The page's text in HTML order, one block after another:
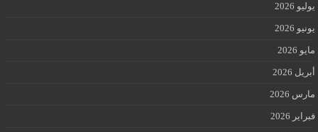
يوليو 2026
يونيو 2026
مايو 2026
أبريل 2026
مارس 2026
فبراير 2026